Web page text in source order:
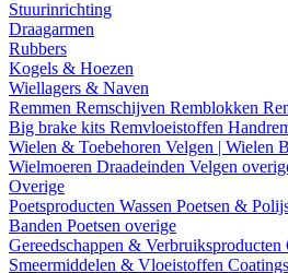
Stuurinrichting
Draagarmen
Rubbers
Kogels & Hoezen
Wiellagers & Naven
Remmen Remschijven Remblokken
Big brake kits Remvloeistoffen
Wielen & Toebehoren Velgen | Wielen
Wielmoeren Draadeinden Velgen
Overige
Poetsproducten Wassen Poetsen &
Banden Poetsen overige
Gereedschappen & Verbruiksproducten
Smeermiddelen & Vloeistoffen